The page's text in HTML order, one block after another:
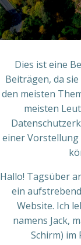
Dies ist eine
Beiträgen, da
den meisten
meisten
einer Vorstellung
Hallo! Tagsüber
ein
Website. Ich
namens Jack,
Schirm) im